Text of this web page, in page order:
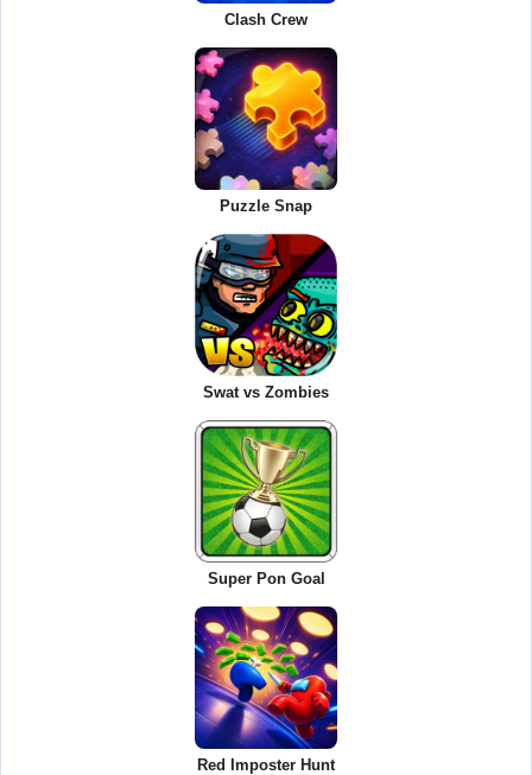
Clash Crew
Puzzle Snap
Swat vs Zombies
Super Pon Goal
Red Imposter Hunt